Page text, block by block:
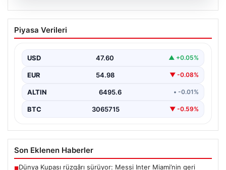
Tunceli’de otluk alandan ormana
sıçrayan yangın söndürüldü
Piyasa Verileri
USD 47.60 ▲ +0.05%
EUR 54.98 ▼ -0.08%
ALTIN 6495.6 • -0.01%
BTC 3065715 ▼ -0.59%
Son Eklenen Haberler
■Dünya Kupası rüzgârı sürüyor: Messi Inter Miami’nin geri